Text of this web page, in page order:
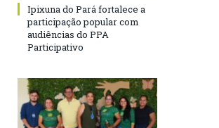
Ipixuna do Pará fortalece a
participação popular com
audiências do PPA
Participativo